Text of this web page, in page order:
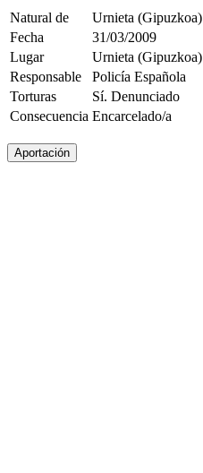
Natural de
Urnieta (Gipuzkoa)
Fecha
31/03/2009
Lugar
Urnieta (Gipuzkoa)
Responsable
Policía Española
Torturas
Sí. Denunciado
Consecuencia Encarcelado/a